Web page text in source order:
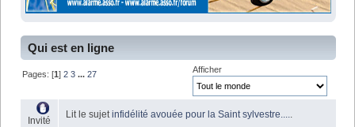
Qui est en ligne
Pages: [1]2 3 ...27
Afficher
Invité
Lit le sujetinfidélité avouée pour la Saint sylvestre.....